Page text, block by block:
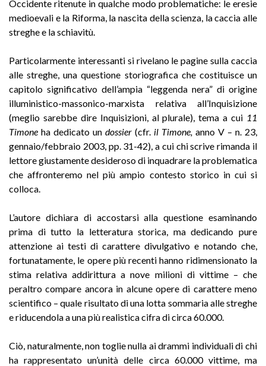
Occidente ritenute in qualche modo problematiche: le eresie
medioevali e la Riforma, la nascita della scienza, la caccia alle
streghe e la schiavitù.
Particolarmente interessanti si rivelano le pagine sulla caccia
alle streghe, una questione storiografica che costituisce un
capitolo significativo dell’ampia “leggenda nera” di origine
illuministico-massonico-marxista relativa all’Inquisizione
(meglio sarebbe dire Inquisizioni, al plurale), tema a cui 11
Timone ha dedicato un dossier (cfr. il Timone, anno V – n. 23,
gennaio/febbraio 2003, pp. 31-42), a cui chi scrive rimanda il
lettore giustamente desideroso di inquadrare la problematica
che affronteremo nel più ampio contesto storico in cui si
colloca.
L’autore dichiara di accostarsi alla questione esaminando
prima di tutto la letteratura storica, ma dedicando pure
attenzione ai testi di carattere divulgativo e notando che,
fortunatamente, le opere più recenti hanno ridimensionato la
stima relativa addirittura a nove milioni di vittime – che
peraltro compare ancora in alcune opere di carattere meno
scientifico – quale risultato di una lotta sommaria alle streghe
e riducendola a una più realistica cifra di circa 60.000.
Ciò, naturalmente, non toglie nulla ai drammi individuali di chi
ha rappresentato un’unità delle circa 60.000 vittime, ma